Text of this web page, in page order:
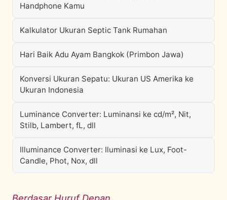
Handphone Kamu
Kalkulator Ukuran Septic Tank Rumahan
Hari Baik Adu Ayam Bangkok (Primbon Jawa)
Konversi Ukuran Sepatu: Ukuran US Amerika ke
Ukuran Indonesia
Luminance Converter: Luminansi ke cd/m², Nit,
Stilb, Lambert, fL, dll
Illuminance Converter: Iluminasi ke Lux, Foot-
Candle, Phot, Nox, dll